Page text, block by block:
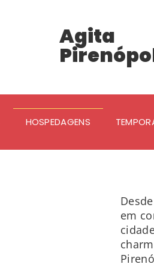
Agita
HOSPEDAGENS
em